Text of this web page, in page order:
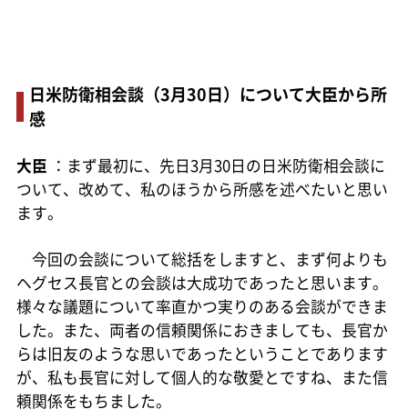
日米防衛相会談（3月30日）について大臣から所
感
大臣 ：まず最初に、先日3月30日の日米防衛相会談に
ついて、改めて、私のほうから所感を述べたいと思い
ます。
今回の会談について総括をしますと、まず何よりも
ヘグセス長官との会談は大成功であったと思います。
様々な議題について率直かつ実りのある会談ができま
した。また、両者の信頼関係におきましても、長官か
らは旧友のような思いであったということであります
が、私も長官に対して個人的な敬愛とですね、また信
頼関係をもちました。